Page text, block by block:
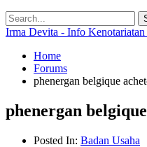
Irma Devita - Info Kenotariatan
Home
Forums
phenergan belgique
phenergan
Posted In: Badan Usaha